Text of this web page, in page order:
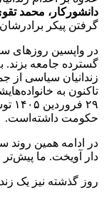
دانشورکار، محمد
گرفتن پیکر برادرشان به پزشکی
تاکنون به
حکومت داشته‌است.
دار آویخت. ما پیش‌تر نسبت به اعدام
روز گذشته نیز یک